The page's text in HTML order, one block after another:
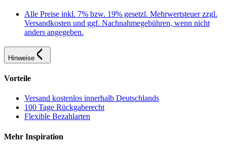
Alle Preise inkl. 7% bzw. 19% gesetzl. Mehrwertsteuer zzgl.
Versandkosten und ggf. Nachnahmegebühren, wenn nicht
anders angegeben.
Hinweise
Vorteile
Versand kostenlos innerhalb Deutschlands
100 Tage Rückgaberecht
Flexible Bezahlarten
Mehr Inspiration